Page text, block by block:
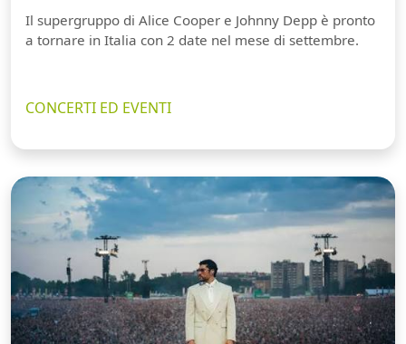
Il supergruppo di Alice Cooper e Johnny Depp è pronto
a tornare in Italia con 2 date nel mese di settembre.
CONCERTI ED EVENTI